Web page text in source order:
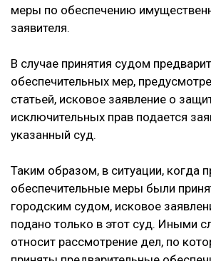
меры по обеспечению
заявителя.
В случае принятия судом
обеспечительных мер,
статьей, исковое заявление о
исключительных прав подается
указанный суд.
Таким образом, в ситуации, когда
обеспечительные меры были
городским судом, исковое
подано только в этот суд. Иными
относит рассмотрение дел, по